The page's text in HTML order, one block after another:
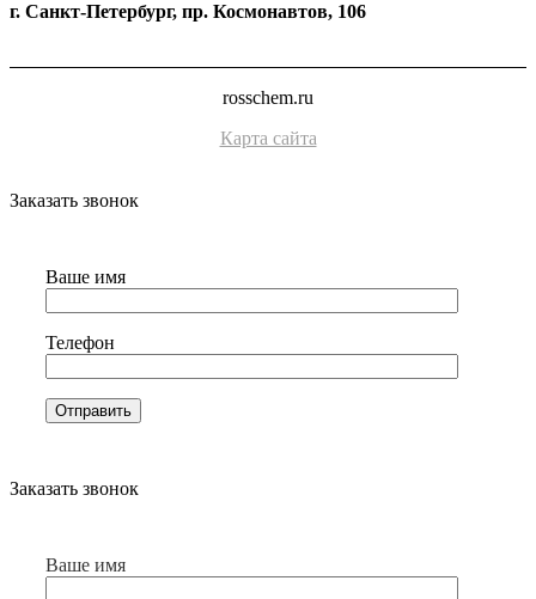
г. Санкт-Петербург, пр. Космонавтов, 106
rosschem.ru
Карта сайта
Заказать звонок
Ваше имя
Телефон
Заказать звонок
Ваше имя